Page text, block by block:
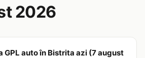
2026
GPL auto în Bistrita azi (7 august